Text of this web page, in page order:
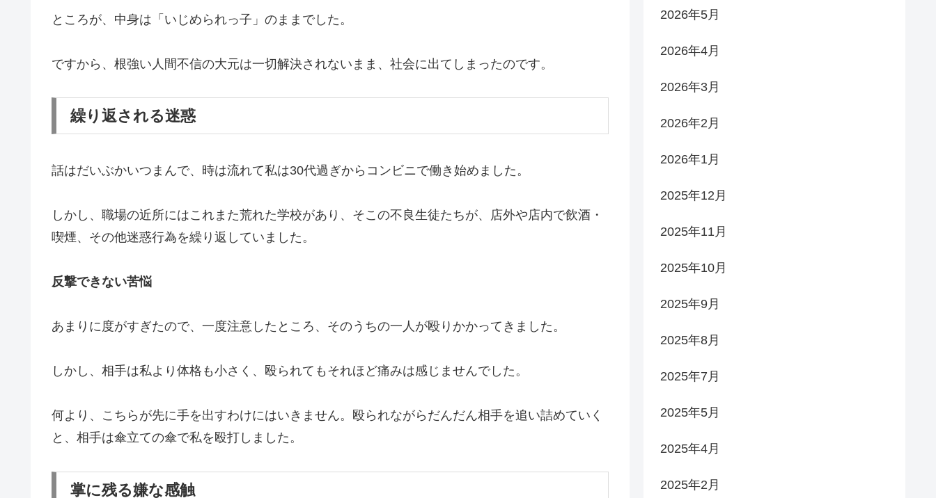
ところが、中身は「いじめられっ子」のままでした。
ですから、根強い人間不信の大元は一切解決されないまま、社会に出てしまったのです。
繰り返される迷惑
話はだいぶかいつまんで、時は流れて私は30代過ぎからコンビニで働き始めました。
しかし、職場の近所にはこれまた荒れた学校があり、そこの不良生徒たちが、店外や店内で飲酒・
喫煙、その他迷惑行為を繰り返していました。
反撃できない苦悩
あまりに度がすぎたので、一度注意したところ、そのうちの一人が殴りかかってきました。
しかし、相手は私より体格も小さく、殴られてもそれほど痛みは感じませんでした。
何より、こちらが先に手を出すわけにはいきません。殴られながらだんだん相手を追い詰めていく
と、相手は傘立ての傘で私を殴打しました。
掌に残る嫌な感触
2026年5月
2026年4月
2026年3月
2026年2月
2026年1月
2025年12月
2025年11月
2025年10月
2025年9月
2025年8月
2025年7月
2025年5月
2025年4月
2025年2月